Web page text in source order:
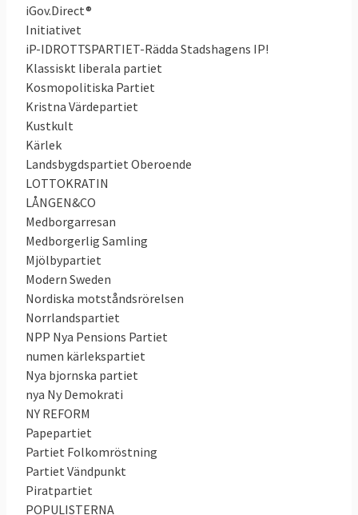
iGov.Direct®
Initiativet
iP-IDROTTSPARTIET-Rädda Stadshagens IP!
Klassiskt liberala partiet
Kosmopolitiska Partiet
Kristna Värdepartiet
Kustkult
Kärlek
Landsbygdspartiet Oberoende
LOTTOKRATIN
LÅNGEN&CO
Medborgarresan
Medborgerlig Samling
Mjölbypartiet
Modern Sweden
Nordiska motståndsrörelsen
Norrlandspartiet
NPP Nya Pensions Partiet
numen kärlekspartiet
Nya bjornska partiet
nya Ny Demokrati
NY REFORM
Papepartiet
Partiet Folkomröstning
Partiet Vändpunkt
Piratpartiet
POPULISTERNA